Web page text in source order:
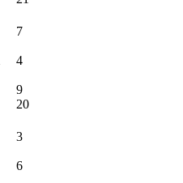
7
4
9
20
3
6